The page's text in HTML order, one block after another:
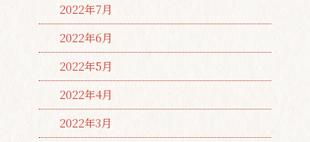
2022年7月
2022年6月
2022年5月
2022年4月
2022年3月